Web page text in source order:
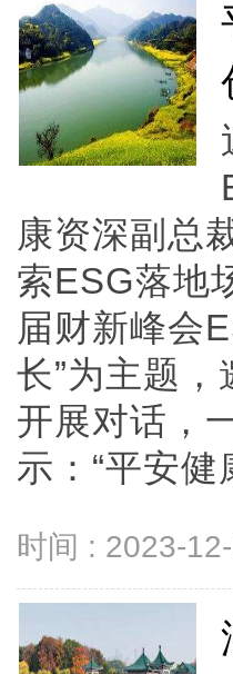
康资深副总
索ESG落地
届财新峰会
长”为主题
开展对话，
示：“平安
时间 : 2023-